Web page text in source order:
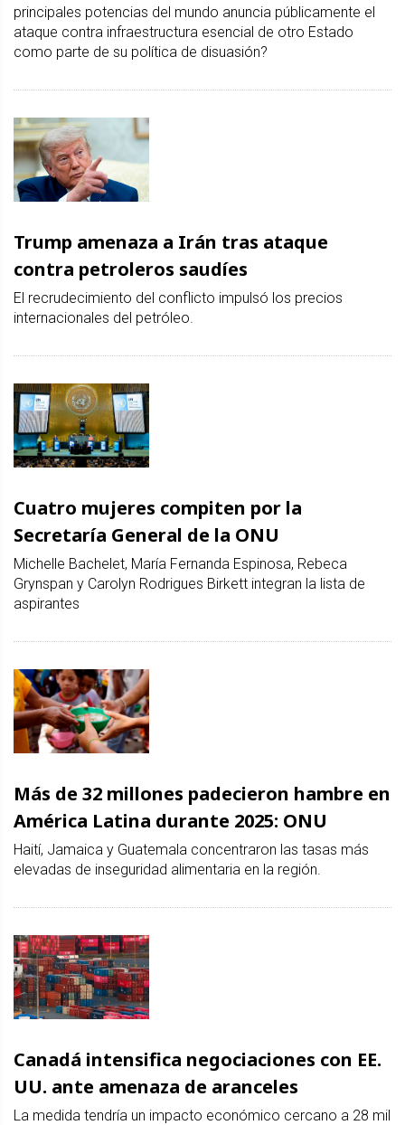
principales potencias del mundo anuncia públicamente el
ataque contra infraestructura esencial de otro Estado
como parte de su política de disuasión?
Trump amenaza a Irán tras ataque
contra petroleros saudíes
El recrudecimiento del conflicto impulsó los precios
internacionales del petróleo.
Cuatro mujeres compiten por la
Secretaría General de la ONU
Michelle Bachelet, María Fernanda Espinosa, Rebeca
Grynspan y Carolyn Rodrigues Birkett integran la lista de
aspirantes
Más de 32 millones padecieron hambre en
América Latina durante 2025: ONU
Haití, Jamaica y Guatemala concentraron las tasas más
elevadas de inseguridad alimentaria en la región.
Canadá intensifica negociaciones con EE.
UU. ante amenaza de aranceles
La medida tendría un impacto económico cercano a 28 mil